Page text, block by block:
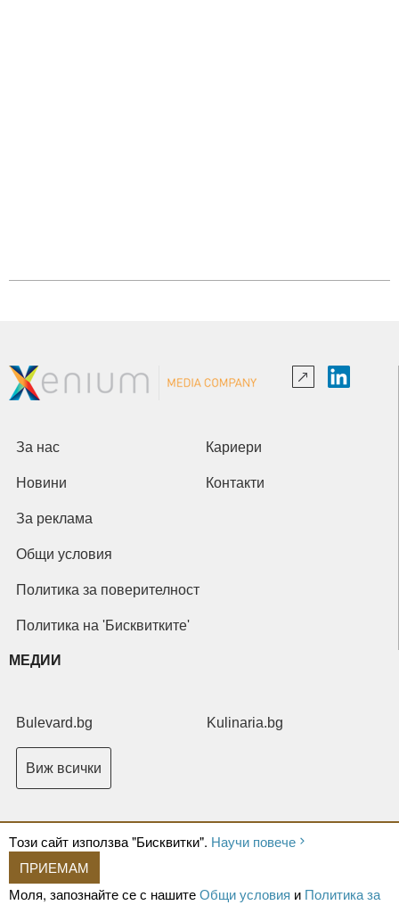
Tози сайт използва "Бисквитки". Научи повече
ПРИЕМАМ
Моля, запознайте се с нашитеОбщи условия и Политика за
За нас Кариери
Новини Контакти
За реклама
Общи условия
Политика за поверителност
Политика на 'Бисквитките'
МЕДИИ
Bulevard.bg Kulinaria.bg
Виж всички
Copyright © 2026 Ксениум ООД. Всички права запазени.
XeniumCompany.com